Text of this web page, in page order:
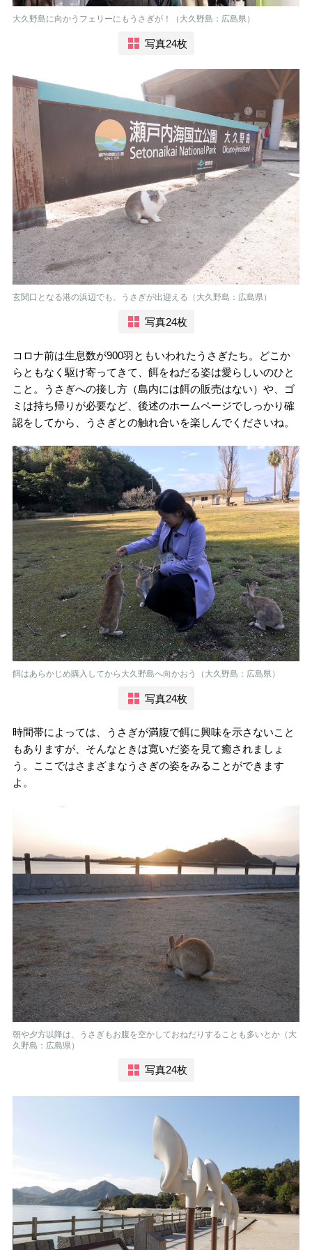
大久野島に向かうフェリーにもうさぎが！（大久野島：広島県）
写真24枚
玄関口となる港の浜辺でも、うさぎが出迎える（大久野島：広島県）
写真24枚
コロナ前は生息数が900羽ともいわれたうさぎたち。どこか
らともなく駆け寄ってきて、餌をねだる姿は愛らしいのひと
こと。うさぎへの接し方（島内には餌の販売はない）や、ゴ
ミは持ち帰りが必要など、後述のホームページでしっかり確
認をしてから、うさぎとの触れ合いを楽しんでくださいね。
餌はあらかじめ購入してから大久野島へ向かおう（大久野島：広島県）
写真24枚
時間帯によっては、うさぎが満腹で餌に興味を示さないこと
もありますが、そんなときは寛いだ姿を見て癒されましょ
う。ここではさまざまなうさぎの姿をみることができます
よ。
朝や夕方以降は、うさぎもお腹を空かしておねだりすることも多いとか（大
久野島：広島県）
写真24枚